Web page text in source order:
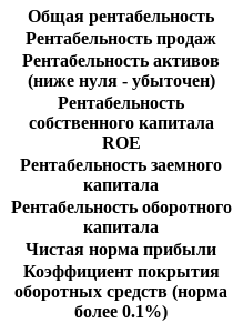
Общая рентабельность
Рентабельность продаж
Рентабельность активов
(ниже нуля - убыточен)
Рентабельность
собственного капитала
ROE
Рентабельность заемного
капитала
Рентабельность оборотного
капитала
Чистая норма прибыли
Коэффициент покрытия
оборотных средств (норма
более 0.1%)